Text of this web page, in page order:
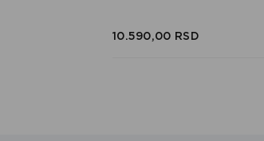
10.590,00 RSD